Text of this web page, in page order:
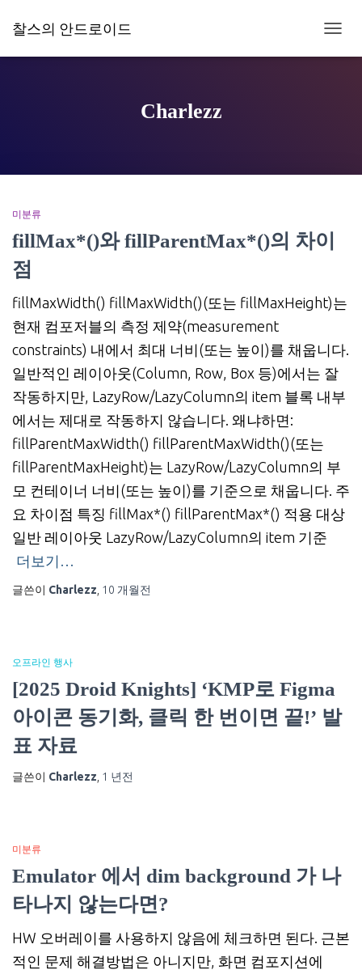
찰스의 안드로이드
비
Charlezz
미분류
fillMax*()와 fillParentMax*()의 차이
점
fillMaxWidth() fillMaxWidth()(또는 fillMaxHeight)는
현재 컴포저블의 측정 제약(measurement
constraints) 내에서 최대 너비(또는 높이)를 채웁니다.
일반적인 레이아웃(Column, Row, Box 등)에서는 잘
작동하지만, LazyRow/LazyColumn의 item 블록 내부
에서는 제대로 작동하지 않습니다. 왜냐하면:
fillParentMaxWidth() fillParentMaxWidth()(또는
fillParentMaxHeight)는 LazyRow/LazyColumn의 부
모 컨테이너 너비(또는 높이)를 기준으로 채웁니다. 주
요 차이점 특징 fillMax*() fillParentMax*() 적용 대상
일반 레이아웃 LazyRow/LazyColumn의 item 기준
더보기…
글쓴이 Charlezz 10 개월전
오프라인 행사
[2025 Droid Knights] ‘KMP로 Figma
아이콘 동기화, 클릭 한 번이면 끝!’ 발
표 자료
글쓴이 Charlezz 1 년전
미분류
Emulator 에서 dim background 가 나
타나지 않는다면?
HW 오버레이를 사용하지 않음에 체크하면 된다. 근본
적인 문제 해결방법은 아니지만, 화면 컴포지션에